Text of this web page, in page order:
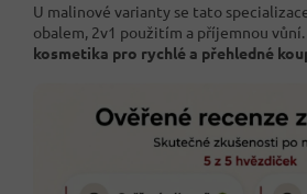
U malinové varianty se tato
obalem, 2v1 použitím a příjemnou
kosmetika pro rychlé a přehledné